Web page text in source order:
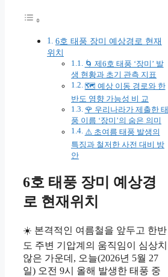
6호 태풍 장미 예상경로 현재
위치
🌀 제6호 태풍 ‘장미’ 발
생 현황과 초기 관측 지표
🗺️ 예상 이동 경로와 한
반도 영향 가능성 비 교
🌹 우리나라가 제출한 태
풍 이름 ‘장미’의 숨은 의미
⚠️ 초여름 태풍 발생의
특징과 철저한 사전 대비 방
안
6호 태풍 장미 예상경
로 현재위치
☀️ 본격적인 여름철을 앞두고 한반
도 주변 기압계의 움직임이 심상치
않은 가운데, 오늘(2026년 5월 27
일) 오전 9시 올해 발생한 태풍 중